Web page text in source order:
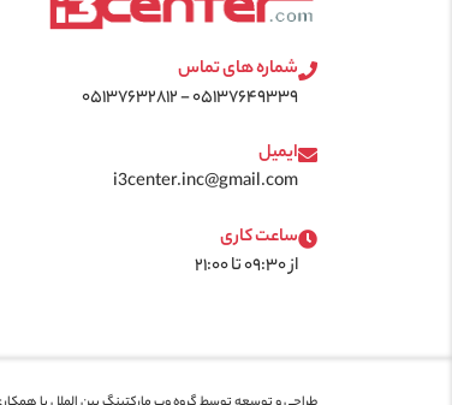
شماره های تماس
۰۵۱۳۷۶۴۹۳۳۹ - ۰۵۱۳۷۶۳۲۸۱۲
ایمیل
i3center.inc@gmail.com
ساعت کاری
از ۰۹:۳۰ تا ۲۱:۰۰